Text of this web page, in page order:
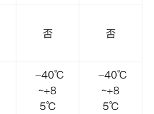
否 否
-40℃
~+8
5℃
-40℃
~+8
5℃